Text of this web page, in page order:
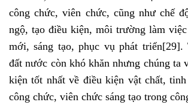
công chức, viên chức, cũng như chế
ngộ, tạo điều kiện, môi trường làm
mới, sáng tạo, phục vụ phát triển[29].
đất nước còn khó khăn nhưng chúng ta
kiện tốt nhất về điều kiện vật chất,
công chức, viên chức sáng tạo trong